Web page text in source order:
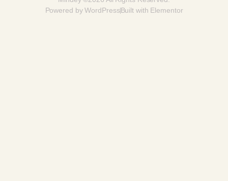
Powered by WordPressBuilt with Elementor